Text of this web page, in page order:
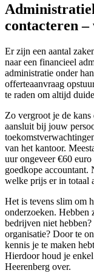
contacteren
Er zijn een aantal
naar een financieel
administratie onder
offerteaanvraag
te raden om altijd
Zo vergroot je de
aansluit bij jouw
van het kantoor.
uur ongeveer €60
goedkope accountant.
welke prijs er in totaal
Het is tevens slim om
onderzoeken. Hebben
bedrijven niet
organisatie? Door te
kennis je te maken
Hierdoor houd je
Heerenberg over.